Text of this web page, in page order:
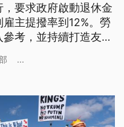
要求政府啟動退休金
主提撥率到12%。勞
考，並持續打造友善
第10年調升，超過
...